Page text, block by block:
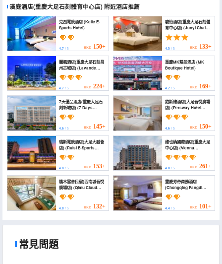
漢庭酒店(重慶大足石刻體育中心店) 附近酒店推薦
克烈電競酒店 (Kelie E-
Sports Hotel)
4.7 / 5 HKD 150+
駿怡酒店(重慶大足石刻體
育中心店) (Junyi Chain
Dazu Rock Carvings
Sports Center Hotel)
4.5/ 5 HKD 133+
麗楓酒店(重慶大足石刻昌
州古城店) (Lavande
Hotel (Dazu stone
Carving changzhou
gucheng))
4.7 / 5 HKD 224+
重慶MK精品酒店 (MK
Boutique Hotel)
4.2/ 5 HKD 169+
7天優品酒店(重慶大足石
刻新城店) (7 Days
Premium Hotel
(Chongqing Dazu Stone
Carving New Town))
4.6 / 5 HKD 145+
鉑斯維酒店(大足吾悅廣場
店) (Persway Hotel
(Dazu Wuyue Plaza
Store))
4.6/ 5 HKD 150+
瑞斯電競酒店(大足大融薈
店) (Ruisi E-Sports
Hotel (Dazu
Daronghui))
4.8 / 5 HKD 153+
維也納國際酒店(重慶大足
中心店) (Vienna
International Hotel
(Chongqing Dazu
Center))
4.8/ 5 HKD 261+
棲木雲舍民宿(西南城吾悅
廣場店) (Qimu Cloud
Lodge)
4.8 / 5 HKD 132+
重慶芳帝商務酒店
(Chongqing Fangdi
Business Hotel)
4.4/ 5 HKD 101+
常見問題